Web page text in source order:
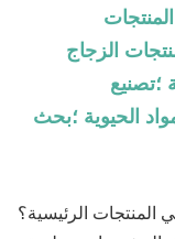
الزجاج
؛تصنيع
الحيوية ؛بحث